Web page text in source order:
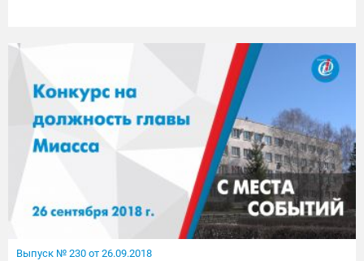
вопросы, к которым были явно не готовы. Обо всём этом
Выпуск № 230 от 26.09.2018